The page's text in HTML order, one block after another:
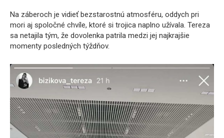
Na záberoch je vidieť bezstarostnú atmosféru, oddych pri
mori aj spoločné chvíle, ktoré si trojica naplno užívala. Tereza
sa netajila tým, že dovolenka patrila medzi jej najkrajšie
momenty posledných týždňov.